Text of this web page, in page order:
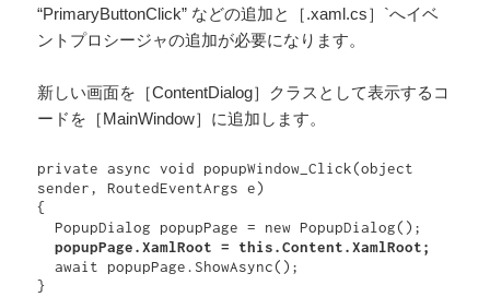
“PrimaryButtonClick” などの追加と［.xaml.cs］`へイベ
ントプロシージャの追加が必要になります。
新しい画面を［ContentDialog］クラスとして表示するコ
ードを［MainWindow］に追加します。
private async void popupWindow_Click(object
sender, RoutedEventArgs e)
{
popupPage.XamlRoot = this.Content.XamlRoot;
  await popupPage.ShowAsync();
}